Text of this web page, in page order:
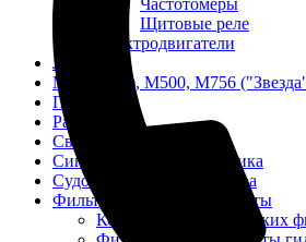
Частотомеры
Щитовые реле
Электродвигатели
Лебедка
М400 (401), М500, М756
Пускатели
Разное
Светильники судовые
Сигнализация и автоматика
Судовая запорная арматура
Фильтры и фильтроэлементы
Корпусы гидравлических